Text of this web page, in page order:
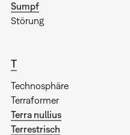
Sumpf
Störung
T
Technosphäre
Terraformer
Terra nullius
Terrestrisch